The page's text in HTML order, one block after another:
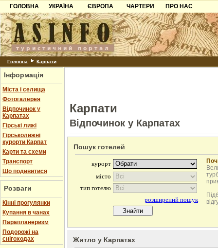
ГОЛОВНА
УКРАЇНА
Карпати
Азов
Причорноморря
Шацьк
ЄВРОПА
Чорногорія
Хорватія
Болгарія
ЧАРТЕРИ
ПРО НАС
Контакти
Партнерам
Додати готель
Головна Карпати
Інформація
Міста і селища
Фотогалерея
Відпочинок у
Карпатах
Гірські лижі
Гірськолижні
курорти Карпат
Карти та схеми
Транспорт
Що подивитися
Розваги
Кінні прогулянки
Купання в чанах
Парапланеризм
Подорожі на
снігоходах
Карпати
Відпочинок у Карпатах
Пошук готелей
Житло у Карпатах